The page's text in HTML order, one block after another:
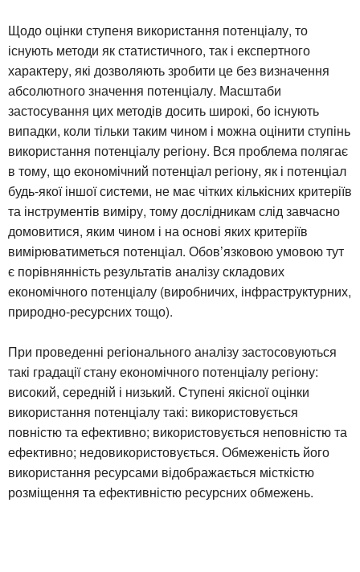
Щодо оцінки ступеня використання потенціалу, то
існують методи як статистичного, так і експертного
характеру, які дозволяють зробити це без визначення
абсолютного значення потенціалу. Масштаби
застосування цих методів досить широкі, бо існують
випадки, коли тільки таким чином і можна оцінити ступінь
використання потенціалу регіону. Вся проблема полягає
в тому, що економічний потенціал регіону, як і потенціал
будь-якої іншої системи, не має чітких кількісних критеріїв
та інструментів виміру, тому дослідникам слід завчасно
домовитися, яким чином і на основі яких критеріїв
вимірюватиметься потенціал. Обов’язковою умовою тут
є порівнянність результатів аналізу складових
економічного потенціалу (виробничих, інфраструктурних,
природно-ресурсних тощо).
При проведенні регіонального аналізу застосовуються
такі градації стану економічного потенціалу регіону:
високий, середній і низький. Ступені якісної оцінки
використання потенціалу такі: використовується
повністю та ефективно; використовується неповністю та
ефективно; недовикористовується. Обмеженість його
використання ресурсами відображається місткістю
розміщення та ефективністю ресурсних обмежень.